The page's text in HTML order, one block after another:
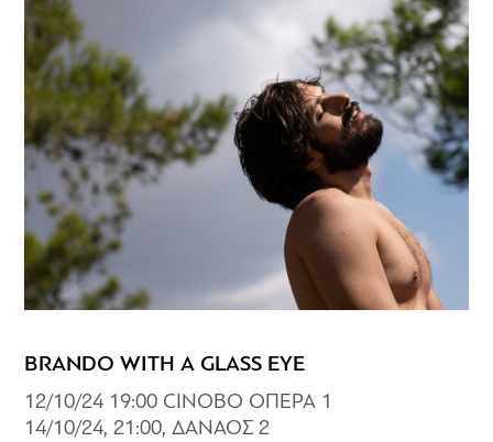
BRANDO WITH A GLASS EYE
12/10/24 19:00 CINOBO ΟΠΕΡΑ 1
14/10/24, 21:00, ΔΑΝΑΟΣ 2